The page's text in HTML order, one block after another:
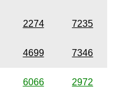
2274 7235
4699 7346
6066 2972